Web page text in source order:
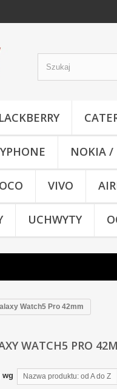
NOKIA /
VIVO
UCHWYTY
Watch5 Pro 42mm
WATCH5 PRO
wg Nazwa produktu: od A do Z